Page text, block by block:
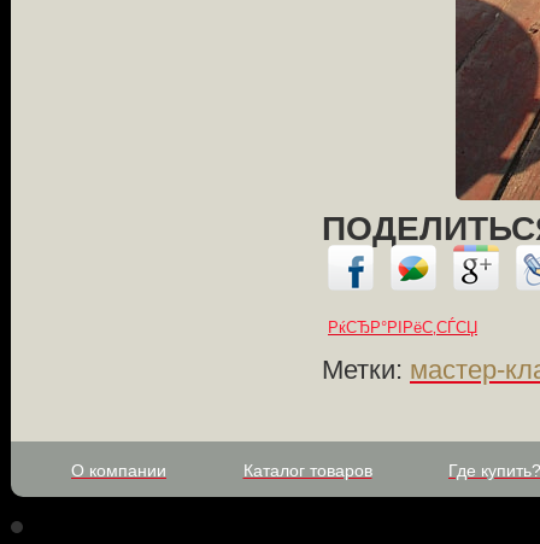
РќСЂР°РІРёС‚СЃСЏ
Метки: мастер-
О компании Каталог товаров Где купить?